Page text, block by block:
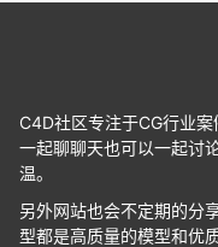
C4D社区专注于CG行业
一起聊聊天也可以一起讨
温。
另外网站也会不定期的分
型都是高质量的模型和优